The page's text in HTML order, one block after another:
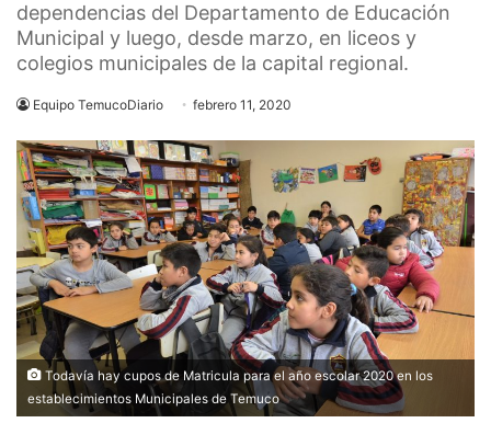
dependencias del Departamento de Educación
Municipal y luego, desde marzo, en liceos y
colegios municipales de la capital regional.
Equipo TemucoDiario febrero 11, 2020
Todavía hay cupos de Matricula para el año escolar 2020 en los
establecimientos Municipales de Temuco